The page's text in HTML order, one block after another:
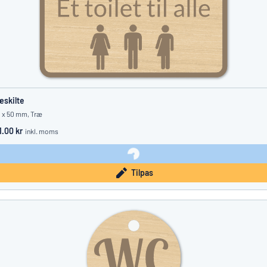
x 50 mm, Træ
kr inkl. moms
Tilpas